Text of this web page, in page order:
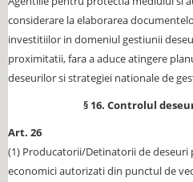
considerare la elaborarea
investitiilor in domeniul gestiunii
proximitatii, fara a aduce atingere
deseurilor si strategiei nationale de
§ 16. Controlul
Art. 26
(1) Producatorii/Detinatorii de deseuri
economici autorizati din punctul de